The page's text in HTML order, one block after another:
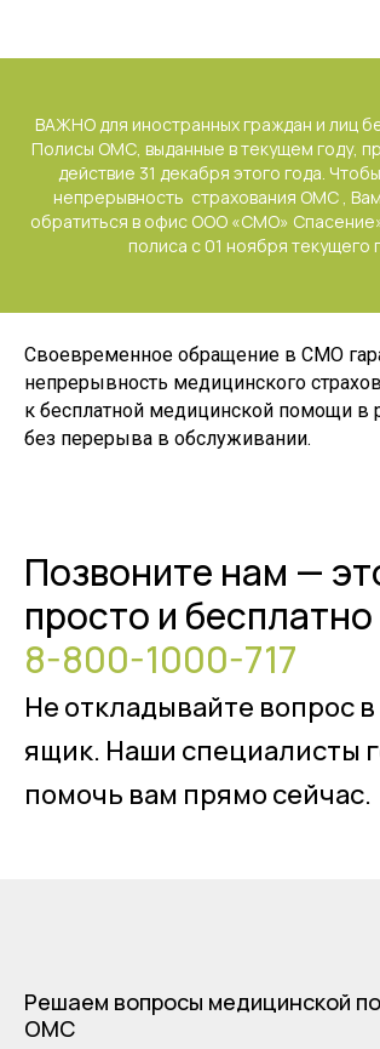
ВАЖНО для иностранных граждан и лиц
Полисы ОМС, выданные в текущем году,
действие 31 декабря этого года.
непрерывность страхования ОМС ,
обратиться в офис ООО «СМО»
полиса с 01 ноября текущего
Своевременное обращение в СМО
непрерывность медицинского
к бесплатной медицинской помощи
без перерыва в обслуживании.
Позвоните нам —
просто и бесплатно
8-800-1000-717
Не откладывайте вопрос
ящик. Наши специалисты
помочь вам прямо сейчас.
Решаем вопросы медицинской
ОМС